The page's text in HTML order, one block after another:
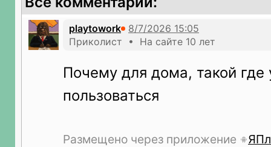
playtowork
Приколист • На сайте 10 лет
Почему для дома, такой
пользоваться
Размещено через приложение